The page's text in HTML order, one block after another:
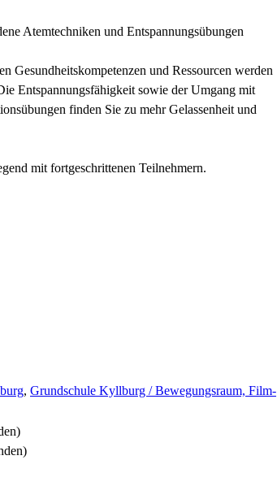
Atemtechniken und Entspannungsübungen
und Ressourcen werden
Entspannungsfähigkeit sowie der Umgang mit
finden Sie zu mehr Gelassenheit und
mit fortgeschrittenen Teilnehmern.
, Grundschule Kyllburg / Bewegungsraum, Film-